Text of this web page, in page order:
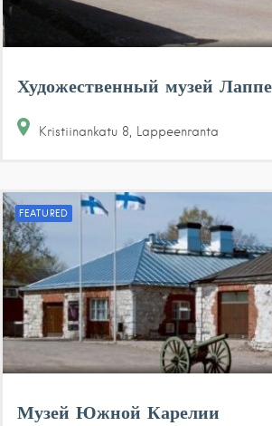
Художественный музей
Kristiinankatu 8 Lappeenranta
FEATURED
Музей Южной Карелии